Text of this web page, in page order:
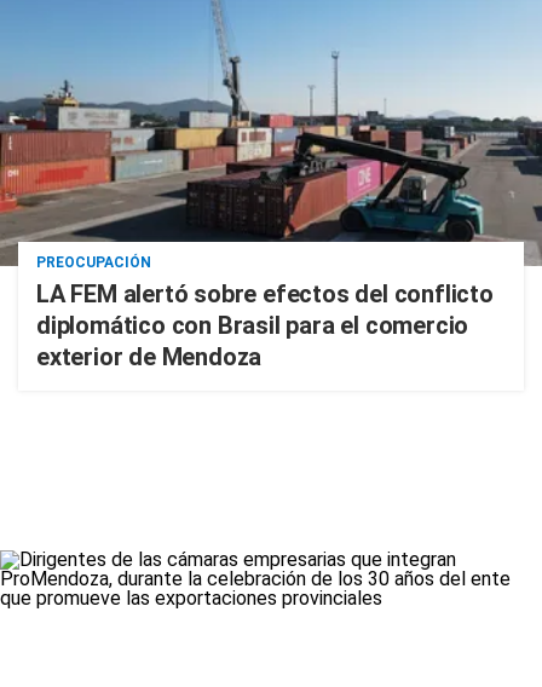
PREOCUPACIÓN
LA FEM alertó sobre efectos del conflicto
diplomático con Brasil para el comercio
exterior de Mendoza